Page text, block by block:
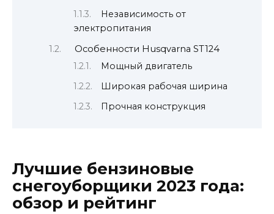
Независимость от
электропитания
Особенности Husqvarna ST124
Мощный двигатель
Широкая рабочая ширина
Прочная конструкция
Лучшие бензиновые
снегоуборщики 2023 года:
обзор и рейтинг